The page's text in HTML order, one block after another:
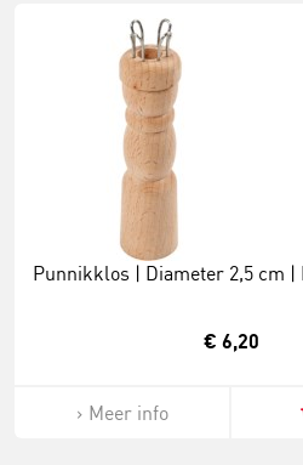
Punnikklos | Diameter 2,5 cm |
€ 6,20
Meer info